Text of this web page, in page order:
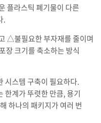
플라스틱 폐기물이 다른
.
△불필요한 부자재를 줄이며
크기를 축소하는 방식
시스템 구축이 필요하다.
한계가 뚜렷한 만큼, 용기
하나의 패키지가 여러 번